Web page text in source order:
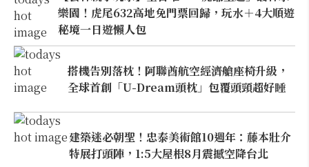
樂園！虎尾632高地免門票回歸，玩水＋4大順遊
秘境一日遊懶人包
搭機告別落枕！阿聯酋航空經濟艙座椅升級，
全球首創「U-Dream頭枕」包覆頭頸超好睡
建築迷必朝聖！忠泰美術館10週年：藤本壯介
特展打頭陣，1:5大屋根8月震撼空降台北